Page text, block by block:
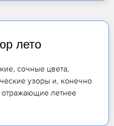
лето
сочные цвета,
узоры и, конечно
летнее